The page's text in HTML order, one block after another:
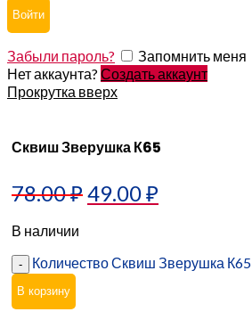
Войти
Забыли пароль?
Запомнить меня
Нет аккаунта? Создать аккаунт
Прокрутка вверх
Сквиш Зверушка К65
78.00₽49.00₽
В наличии
Количество Сквиш Зверушка К65
В корзину